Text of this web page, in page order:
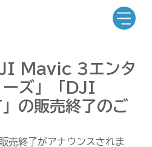
Mavic 3エンタ
ーズ」「DJI
の販売終了のご
売終了がアナウンスされま